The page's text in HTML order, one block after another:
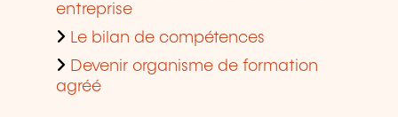
entreprise
Le bilan de compétences
Devenir organisme de formation
agréé